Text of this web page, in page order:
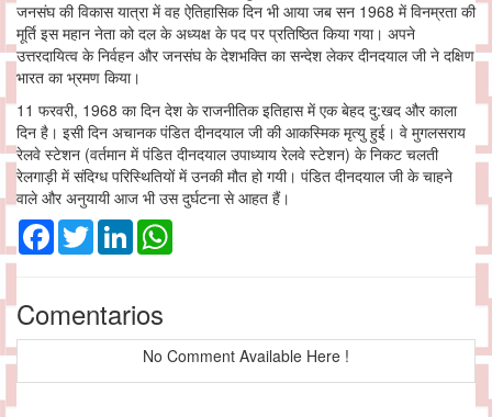
जनसंघ की विकास यात्रा में वह ऐतिहासिक दिन भी आया जब सन 1968 में विनम्रता की
मूर्ति इस महान नेता को दल के अध्यक्ष के पद पर प्रतिष्ठित किया गया। अपने
उत्तरदायित्व के निर्वहन और जनसंघ के देशभक्ति का सन्देश लेकर दीनदयाल जी ने दक्षिण
भारत का भ्रमण किया।
11 फरवरी, 1968 का दिन देश के राजनीतिक इतिहास में एक बेहद दु:खद और काला
दिन है। इसी दिन अचानक पंडित दीनदयाल जी की आकस्मिक मृत्यु हुई। वे मुगलसराय
रेलवे स्टेशन (वर्तमान में पंडित दीनदयाल उपाध्याय रेलवे स्टेशन) के निकट चलती
रेलगाड़ी में संदिग्ध परिस्थितियों में उनकी मौत हो गयी। पंडित दीनदयाल जी के चाहने
वाले और अनुयायी आज भी उस दुर्घटना से आहत हैं।
Facebook
TwitterLinkedIn
Comentarios
No Comment Available Here !